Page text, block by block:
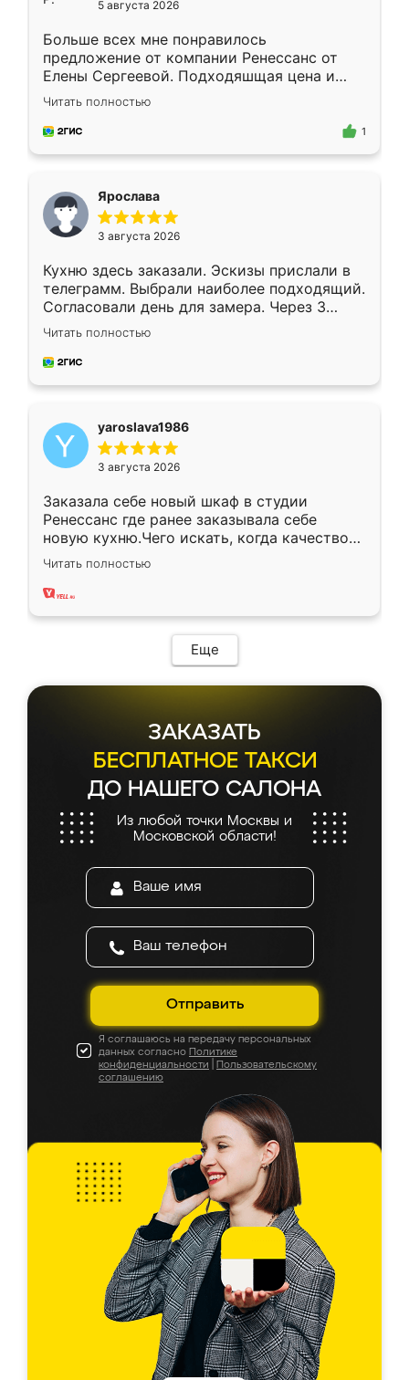
5 августа 2026
Больше всех мне понравилось
предложение от компании Ренессанс от
Елены Сергеевой. Подходяшщая цена и
короткие сроки изготовления. Приехавший
для замера сотрудник Владислав
предложил по моему эскизу самый
Читать полностью
1
Ярослава
3 августа 2026
Кухню здесь заказали. Эскизы прислали в
телеграмм. Выбрали наиболее подходящий.
Согласовали день для замера. Через 3
недели кухня была уже готова. Остались
довольны работой. Спасибо Ренессанс
мебель за качественную работу!
Читать полностью
yaroslava1986
3 августа 2026
Заказала себе новый шкаф в студии
Ренессанс где ранее заказывала себе
новую кухню.Чего искать, когда качеством
вполне довольна. Служит кухня уже почти
два года, нареканий нет.
Читать полностью
Еще
ЗАКАЗАТЬ
БЕСПЛАТНОЕ ТАКСИ
ДО НАШЕГО САЛОНА
Из любой точки Москвы и
Московской области!
Отправить
Я соглашаюсь на передачу персональных
данных согласно Политике
конфиденциальности
Пользовательскому
соглашению